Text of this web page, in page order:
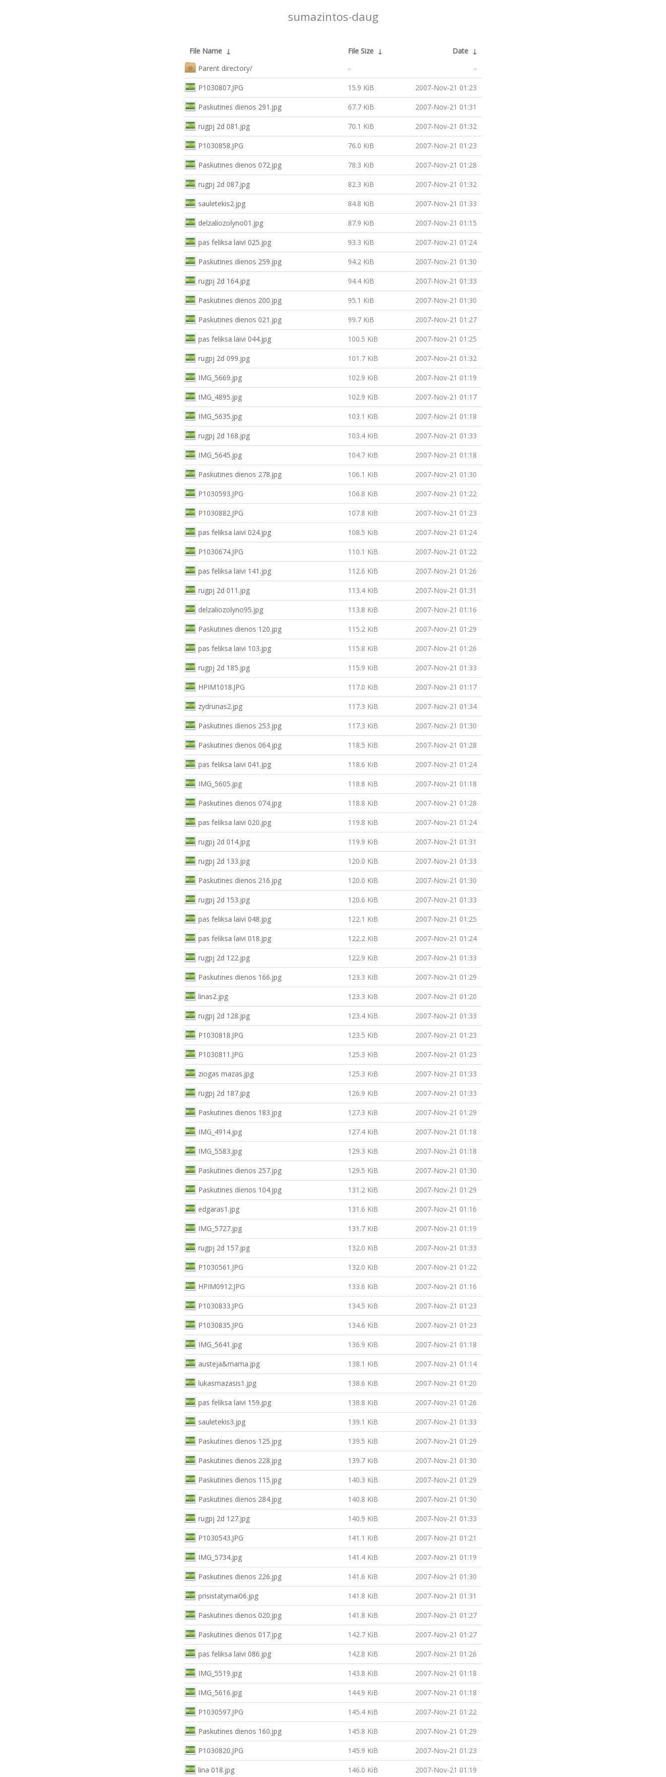
sumazintos-daug
File Name ↓ File Size ↓ Date ↓
Parent directory/
- -
P1030807.JPG 15.9 KiB 2007-Nov-21 01:23
Paskutines dienos 291.jpg 67.7 KiB 2007-Nov-21 01:31
rugpj 2d 081.jpg 70.1 KiB 2007-Nov-21 01:32
P1030858.JPG 76.0 KiB 2007-Nov-21 01:23
Paskutines dienos 072.jpg 78.3 KiB 2007-Nov-21 01:28
rugpj 2d 087.jpg 82.3 KiB 2007-Nov-21 01:32
sauletekis2.jpg 84.8 KiB 2007-Nov-21 01:33
delzaliozolyno01.jpg 87.9 KiB 2007-Nov-21 01:15
pas feliksa laivi 025.jpg 93.3 KiB 2007-Nov-21 01:24
Paskutines dienos 259.jpg 94.2 KiB 2007-Nov-21 01:30
rugpj 2d 164.jpg 94.4 KiB 2007-Nov-21 01:33
Paskutines dienos 200.jpg 95.1 KiB 2007-Nov-21 01:30
Paskutines dienos 021.jpg 99.7 KiB 2007-Nov-21 01:27
pas feliksa laivi 044.jpg 100.5 KiB 2007-Nov-21 01:25
rugpj 2d 099.jpg 101.7 KiB 2007-Nov-21 01:32
IMG_5669.jpg 102.9 KiB 2007-Nov-21 01:19
IMG_4895.jpg 102.9 KiB 2007-Nov-21 01:17
IMG_5635.jpg 103.1 KiB 2007-Nov-21 01:18
rugpj 2d 168.jpg 103.4 KiB 2007-Nov-21 01:33
IMG_5645.jpg 104.7 KiB 2007-Nov-21 01:18
Paskutines dienos 278.jpg 106.1 KiB 2007-Nov-21 01:30
P1030593.JPG 106.8 KiB 2007-Nov-21 01:22
P1030882.JPG 107.8 KiB 2007-Nov-21 01:23
pas feliksa laivi 024.jpg 108.5 KiB 2007-Nov-21 01:24
P1030674.JPG 110.1 KiB 2007-Nov-21 01:22
pas feliksa laivi 141.jpg 112.6 KiB 2007-Nov-21 01:26
rugpj 2d 011.jpg 113.4 KiB 2007-Nov-21 01:31
delzaliozolyno95.jpg 113.8 KiB 2007-Nov-21 01:16
Paskutines dienos 120.jpg 115.2 KiB 2007-Nov-21 01:29
pas feliksa laivi 103.jpg 115.8 KiB 2007-Nov-21 01:26
rugpj 2d 185.jpg 115.9 KiB 2007-Nov-21 01:33
HPIM1018.JPG 117.0 KiB 2007-Nov-21 01:17
zydrunas2.jpg 117.3 KiB 2007-Nov-21 01:34
Paskutines dienos 253.jpg 117.3 KiB 2007-Nov-21 01:30
Paskutines dienos 064.jpg 118.5 KiB 2007-Nov-21 01:28
pas feliksa laivi 041.jpg 118.6 KiB 2007-Nov-21 01:24
IMG_5605.jpg 118.8 KiB 2007-Nov-21 01:18
Paskutines dienos 074.jpg 118.8 KiB 2007-Nov-21 01:28
pas feliksa laivi 020.jpg 119.8 KiB 2007-Nov-21 01:24
rugpj 2d 014.jpg 119.9 KiB 2007-Nov-21 01:31
rugpj 2d 133.jpg 120.0 KiB 2007-Nov-21 01:33
Paskutines dienos 216.jpg 120.0 KiB 2007-Nov-21 01:30
rugpj 2d 153.jpg 120.6 KiB 2007-Nov-21 01:33
pas feliksa laivi 048.jpg 122.1 KiB 2007-Nov-21 01:25
pas feliksa laivi 018.jpg 122.2 KiB 2007-Nov-21 01:24
rugpj 2d 122.jpg 122.9 KiB 2007-Nov-21 01:33
Paskutines dienos 166.jpg 123.3 KiB 2007-Nov-21 01:29
linas2.jpg 123.3 KiB 2007-Nov-21 01:20
rugpj 2d 128.jpg 123.4 KiB 2007-Nov-21 01:33
P1030818.JPG 123.5 KiB 2007-Nov-21 01:23
P1030811.JPG 125.3 KiB 2007-Nov-21 01:23
ziogas mazas.jpg 125.3 KiB 2007-Nov-21 01:33
rugpj 2d 187.jpg 126.9 KiB 2007-Nov-21 01:33
Paskutines dienos 183.jpg 127.3 KiB 2007-Nov-21 01:29
IMG_4914.jpg 127.4 KiB 2007-Nov-21 01:18
IMG_5583.jpg 129.3 KiB 2007-Nov-21 01:18
Paskutines dienos 257.jpg 129.5 KiB 2007-Nov-21 01:30
Paskutines dienos 104.jpg 131.2 KiB 2007-Nov-21 01:29
edgaras1.jpg 131.6 KiB 2007-Nov-21 01:16
IMG_5727.jpg 131.7 KiB 2007-Nov-21 01:19
rugpj 2d 157.jpg 132.0 KiB 2007-Nov-21 01:33
P1030561.JPG 132.0 KiB 2007-Nov-21 01:22
HPIM0912.JPG 133.6 KiB 2007-Nov-21 01:16
P1030833.JPG 134.5 KiB 2007-Nov-21 01:23
P1030835.JPG 134.6 KiB 2007-Nov-21 01:23
IMG_5641.jpg 136.9 KiB 2007-Nov-21 01:18
austeja&mama.jpg 138.1 KiB 2007-Nov-21 01:14
lukasmazasis1.jpg 138.6 KiB 2007-Nov-21 01:20
pas feliksa laivi 159.jpg 138.8 KiB 2007-Nov-21 01:26
sauletekis3.jpg 139.1 KiB 2007-Nov-21 01:33
Paskutines dienos 125.jpg 139.5 KiB 2007-Nov-21 01:29
Paskutines dienos 228.jpg 139.7 KiB 2007-Nov-21 01:30
Paskutines dienos 115.jpg 140.3 KiB 2007-Nov-21 01:29
Paskutines dienos 284.jpg 140.8 KiB 2007-Nov-21 01:30
rugpj 2d 127.jpg 140.9 KiB 2007-Nov-21 01:33
P1030543.JPG 141.1 KiB 2007-Nov-21 01:21
IMG_5734.jpg 141.4 KiB 2007-Nov-21 01:19
Paskutines dienos 226.jpg 141.6 KiB 2007-Nov-21 01:30
prisistatymai06.jpg 141.8 KiB 2007-Nov-21 01:31
Paskutines dienos 020.jpg 141.8 KiB 2007-Nov-21 01:27
Paskutines dienos 017.jpg 142.7 KiB 2007-Nov-21 01:27
pas feliksa laivi 086.jpg 142.8 KiB 2007-Nov-21 01:26
IMG_5519.jpg 143.8 KiB 2007-Nov-21 01:18
IMG_5616.jpg 144.9 KiB 2007-Nov-21 01:18
P1030597.JPG 145.4 KiB 2007-Nov-21 01:22
Paskutines dienos 160.jpg 145.8 KiB 2007-Nov-21 01:29
P1030820.JPG 145.9 KiB 2007-Nov-21 01:23
lina 018.jpg 146.0 KiB 2007-Nov-21 01:19